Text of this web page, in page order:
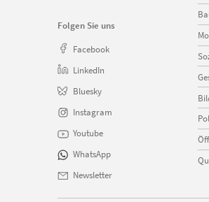
Folgen Sie uns
Facebook
LinkedIn
Bluesky
Instagram
Youtube
WhatsApp
Newsletter